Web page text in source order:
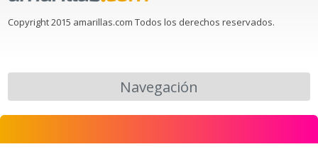
Copyright 2015 amarillas.com Todos los derechos reservados.
Navegación